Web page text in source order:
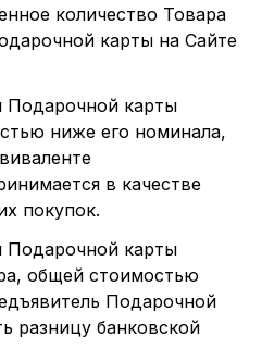
количество Товара
карты на Сайте
Подарочной карты
ниже его номинала,
в качестве
покупок.
Подарочной карты
общей стоимостью
Подарочной
разницу банковской